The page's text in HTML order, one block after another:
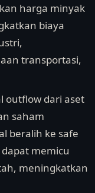
harga minyak
biaya
transportasi,
outflow dari aset
saham
beralih ke safe
memicu
meningkatkan